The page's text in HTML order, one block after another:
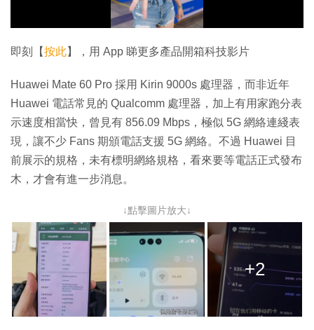
影
片
即刻【按此】，用 App 睇更多產品開箱科技影片
Huawei Mate 60 Pro 採用 Kirin 9000s 處理器，而非近年
Huawei 電話常見的 Qualcomm 處理器，加上有用家跑分表
示速度相當快，曾見有 856.09 Mbps，極似 5G 網絡連綫表
現，讓不少 Fans 期頒電話支援 5G 網絡。不過 Huawei 目
前展示的規格，未有標明網絡規格，看來要等電話正式發布
木，才會有進一步消息。
↓點擊圖片放大↓
+2